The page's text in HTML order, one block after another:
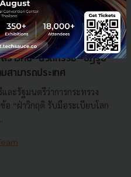
สร้างคน–นวัตกรรม–ปฏิรูป
สามารถประเทศ
ะรัฐมนตรีว่าการกระทรวง
“ฝ่าวิกฤติ รับมือระเบียบโลก